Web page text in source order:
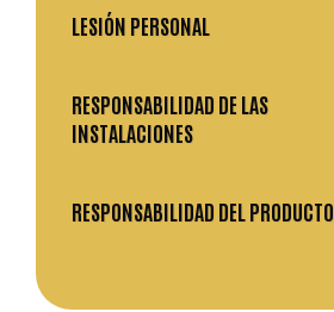
LESIÓN PERSONAL
RESPONSABILIDAD DE LAS
INSTALACIONES
RESPONSABILIDAD DEL PRODUCTO